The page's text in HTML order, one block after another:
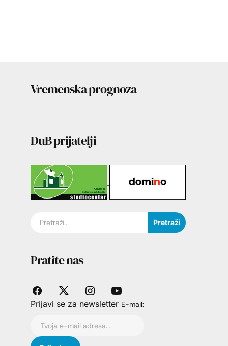
Vremenska prognoza
DuB prijatelji
Pretraži
Pratite nas
Prijavi se za newsletter E-mail: